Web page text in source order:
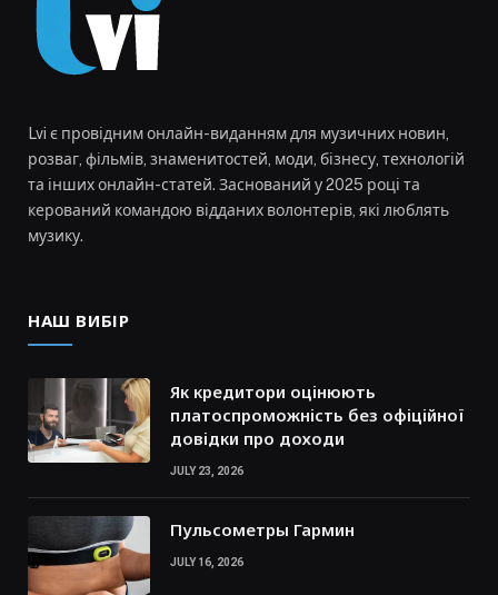
Lvi є провідним онлайн-виданням для музичних новин,
розваг, фільмів, знаменитостей, моди, бізнесу, технологій
та інших онлайн-статей. Заснований у 2025 році та
керований командою відданих волонтерів, які люблять
музику.
НАШ ВИБІР
Як кредитори оцінюють
платоспроможність без офіційної
довідки про доходи
JULY 23, 2026
Пульсометры Гармин
JULY 16, 2026